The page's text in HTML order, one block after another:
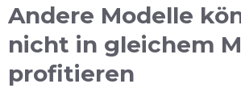
Andere Modelle
nicht in gleichem
profitieren